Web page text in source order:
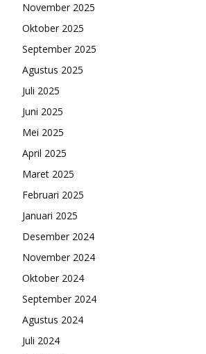
November 2025
Oktober 2025
September 2025
Agustus 2025
Juli 2025
Juni 2025
Mei 2025
April 2025
Maret 2025
Februari 2025
Januari 2025
Desember 2024
November 2024
Oktober 2024
September 2024
Agustus 2024
Juli 2024